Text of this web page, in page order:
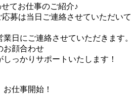
せてお仕事のご紹介♪
応募は当日ご連絡させていただいて
日にご連絡させていただきます。
お顔合わせ
っかりサポートいたします！
仕事開始！